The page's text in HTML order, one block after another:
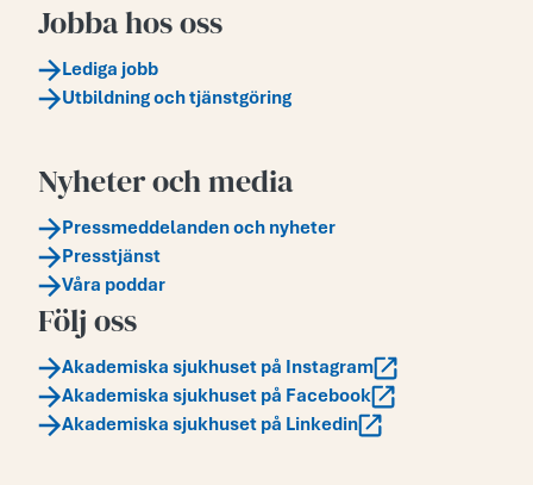
Jobba hos oss
Lediga jobb
Utbildning och tjänstgöring
Nyheter och media
Pressmeddelanden och nyheter
Presstjänst
Våra poddar
Följ oss
Akademiska sjukhuset på Instagram
Akademiska sjukhuset på Facebook
Akademiska sjukhuset på Linkedin